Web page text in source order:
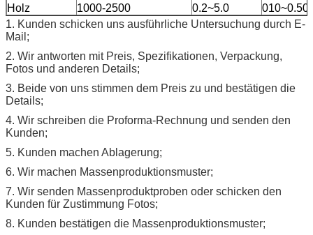
Holz 1000-2500 0.2~5.0
010~0.50
1. Kunden schicken uns ausführliche Untersuchung durch E-
Mail;
2. Wir antworten mit Preis, Spezifikationen, Verpackung,
Fotos und anderen Details;
3. Beide von uns stimmen dem Preis zu und bestätigen die
Details;
4. Wir schreiben die Proforma-Rechnung und senden den
Kunden;
5. Kunden machen Ablagerung;
6. Wir machen Massenproduktionsmuster;
7. Wir senden Massenproduktproben oder schicken den
Kunden für Zustimmung Fotos;
8. Kunden bestätigen die Massenproduktionsmuster;